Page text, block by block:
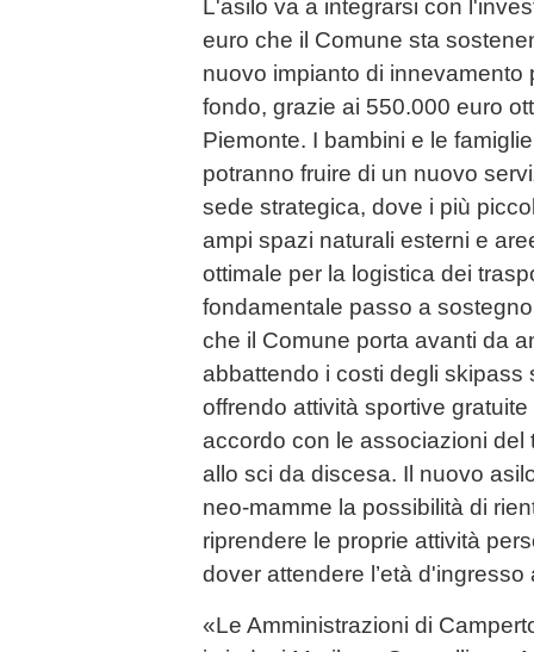
L'asilo va a integrarsi con
euro che il Comune sta
nuovo impianto di innevamento
fondo, grazie ai 550.000 euro
Piemonte. I bambini e le
potranno fruire di un nuovo
sede strategica, dove i più
ampi spazi naturali esterni e
ottimale per la logistica dei
fondamentale passo a
che il Comune porta avanti da
abbattendo i costi degli skipass
offrendo attività sportive
accordo con le associazioni del
allo sci da discesa. Il nuovo
neo-mamme la possibilità di
riprendere le proprie attività
dover attendere l’età d'ingresso
«Le Amministrazioni di